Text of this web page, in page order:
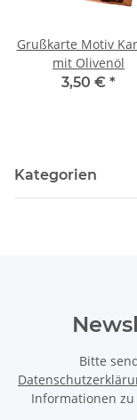
Grußkarte Motiv
mit Olivenöl
3,50 € *
Kategorien
Bitte
Informationen